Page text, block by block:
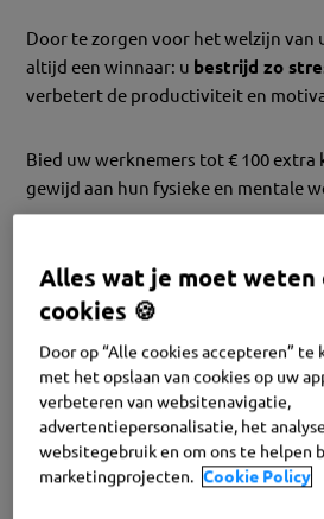
Door te zorgen voor het welzijn van
altijd een winnaar: u bestrijd zo
verbetert de productiviteit en
Bied uw werknemers tot € 100
gewijd aan hun fysieke en mentale
Mastercardtechnologie neemt
een grote vlucht en kan deze in
sporthallen, musea, … en nog veel
Bestellen Contact
Alles wat je moet weten
cookies 🍪
Door op “Alle cookies accepteren” te
met het opslaan van cookies op uw
verbeteren van websitenavigatie,
advertentiepersonalisatie, het
websitegebruik en om ons te helpen
marketingprojecten. Cookie Policy